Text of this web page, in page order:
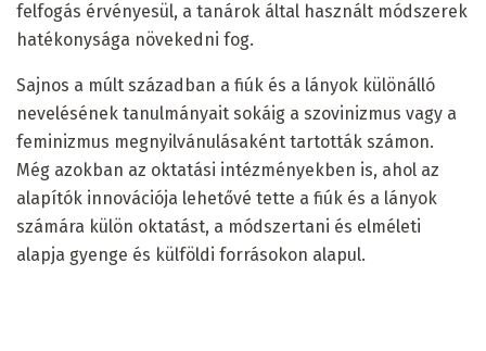
felfogás érvényesül, a tanárok által használt módszerek
hatékonysága növekedni fog.
Sajnos a múlt században a fiúk és a lányok különálló
nevelésének tanulmányait sokáig a szovinizmus vagy a
feminizmus megnyilvánulásaként tartották számon.
Még azokban az oktatási intézményekben is, ahol az
alapítók innovációja lehetővé tette a fiúk és a lányok
számára külön oktatást, a módszertani és elméleti
alapja gyenge és külföldi forrásokon alapul.